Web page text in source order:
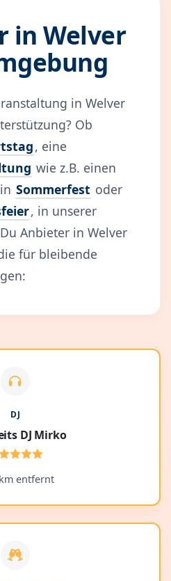
in Welver
in Welver
Ob
, eine
wie z.B. einen
Sommerfest oder
, in unserer
Anbieter in Welver
für bleibende
DJ
DJ Mirko
entfernt